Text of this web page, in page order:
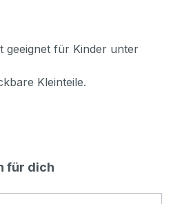
geeignet für Kinder unter
Kleinteile.
für dich